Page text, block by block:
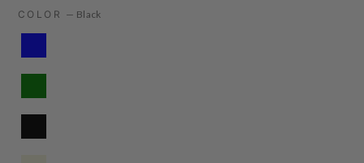
COLOR — Black